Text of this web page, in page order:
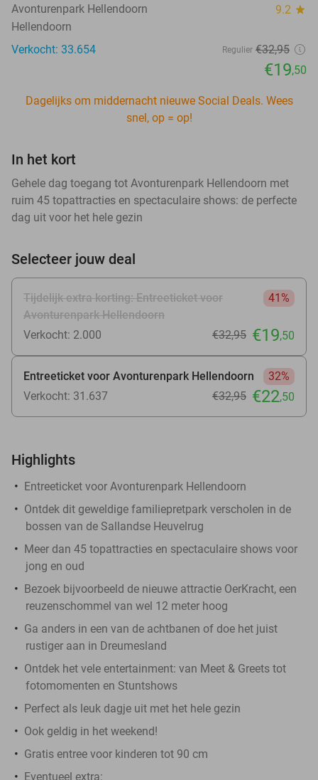
Avonturenpark Hellendoorn 9.2 star
Hellendoorn
Verkocht: 33.654
Regulier €32,95
€19,50
Dagelijks om middernacht nieuwe Social Deals. Wees
snel, op = op!
In het kort
Gehele dag toegang tot Avonturenpark Hellendoorn met
ruim 45 topattracties en spectaculaire shows: de perfecte
dag uit voor het hele gezin
Selecteer jouw deal
Tijdelijk extra korting: Entreeticket voor
Avonturenpark Hellendoorn
41%
Verkocht: 2.000 €32,95 €19,50
Entreeticket voor Avonturenpark Hellendoorn
32%
Verkocht: 31.637
€32,95 €22,50
Highlights
Entreeticket voor Avonturenpark Hellendoorn
Ontdek dit geweldige familiepretpark verscholen in de
bossen van de Sallandse Heuvelrug
Meer dan 45 topattracties en spectaculaire shows voor
jong en oud
Bezoek bijvoorbeeld de nieuwe attractie OerKracht, een
reuzenschommel van wel 12 meter hoog
Ga anders in een van de achtbanen of doe het juist
rustiger aan in Dreumesland
Ontdek het vele entertainment: van Meet & Greets tot
fotomomenten en Stuntshows
Perfect als leuk dagje uit met het hele gezin
Ook geldig in het weekend!
Gratis entree voor kinderen tot 90 cm
Eventueel extra: